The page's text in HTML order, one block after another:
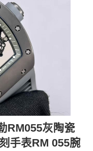
RM055灰陶瓷
手表RM 055腕